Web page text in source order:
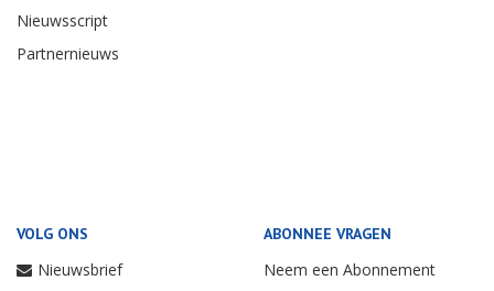
Nieuwsscript
Partnernieuws
VOLG ONS
Nieuwsbrief
ABONNEE VRAGEN
Neem een Abonnement